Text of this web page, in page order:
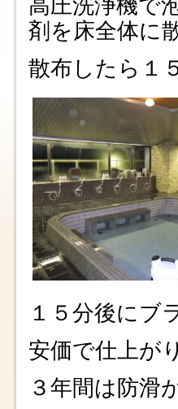
高圧洗浄機で
剤を床全体に
散布したら１
１５分後にブ
安価で仕上が
３年間は防滑